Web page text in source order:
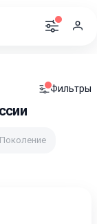
Фильтры
Поколение